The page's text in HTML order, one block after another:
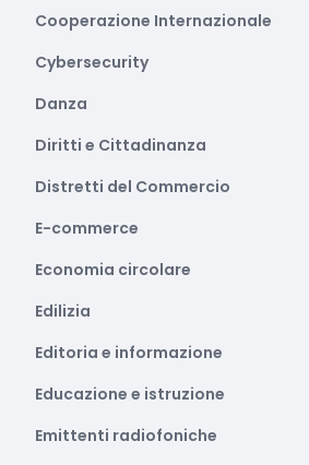
Cooperazione Internazionale
Cybersecurity
Danza
Diritti e Cittadinanza
Distretti del Commercio
E-commerce
Economia circolare
Edilizia
Editoria e informazione
Educazione e istruzione
Emittenti radiofoniche